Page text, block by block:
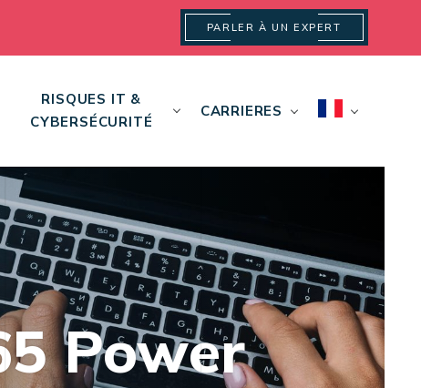
PARLER À UN EXPERT
RISQUES IT &
CYBERSÉCURITÉ
CARRIERES
Power